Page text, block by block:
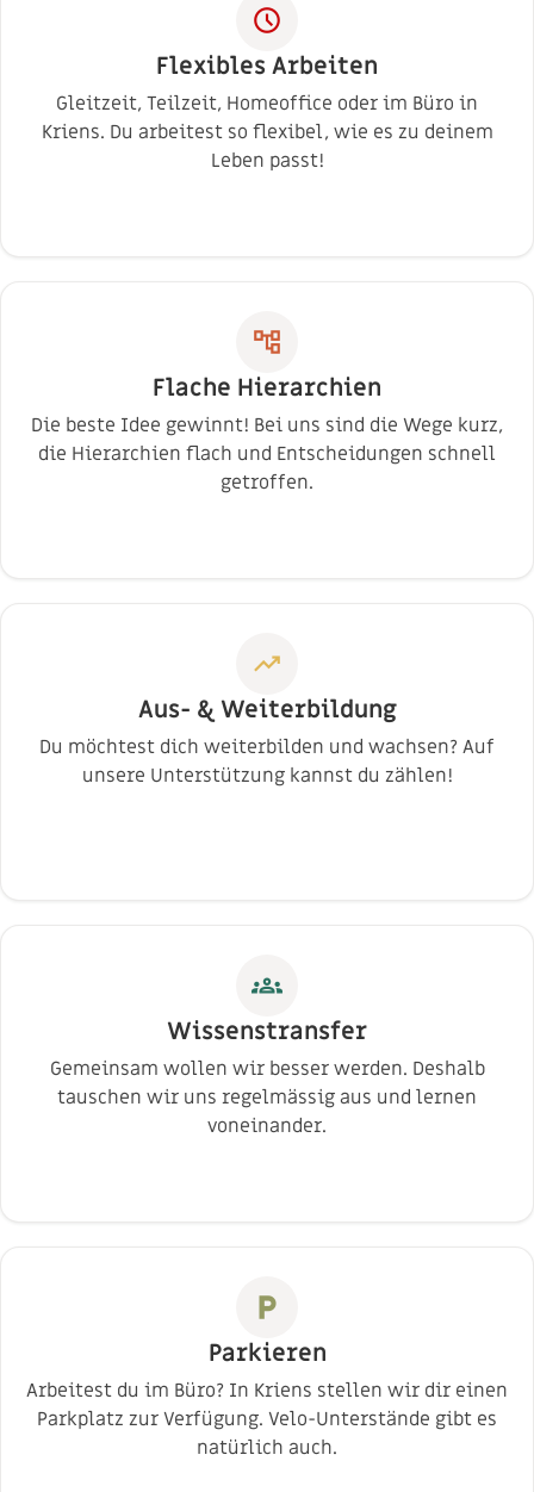
schedule
Flexibles Arbeiten
Gleitzeit, Teilzeit, Homeoffice oder im Büro in
Kriens. Du arbeitest so flexibel, wie es zu deinem
Leben passt!
account_tree
Flache Hierarchien
Die beste Idee gewinnt! Bei uns sind die Wege kurz,
die Hierarchien flach und Entscheidungen schnell
getroffen.
trending_up
Aus- & Weiterbildung
Du möchtest dich weiterbilden und wachsen? Auf
unsere Unterstützung kannst du zählen!
groups
Wissenstransfer
Gemeinsam wollen wir besser werden. Deshalb
tauschen wir uns regelmässig aus und lernen
voneinander.
local_parking
Parkieren
Arbeitest du im Büro? In Kriens stellen wir dir einen
Parkplatz zur Verfügung. Velo-Unterstände gibt es
natürlich auch.